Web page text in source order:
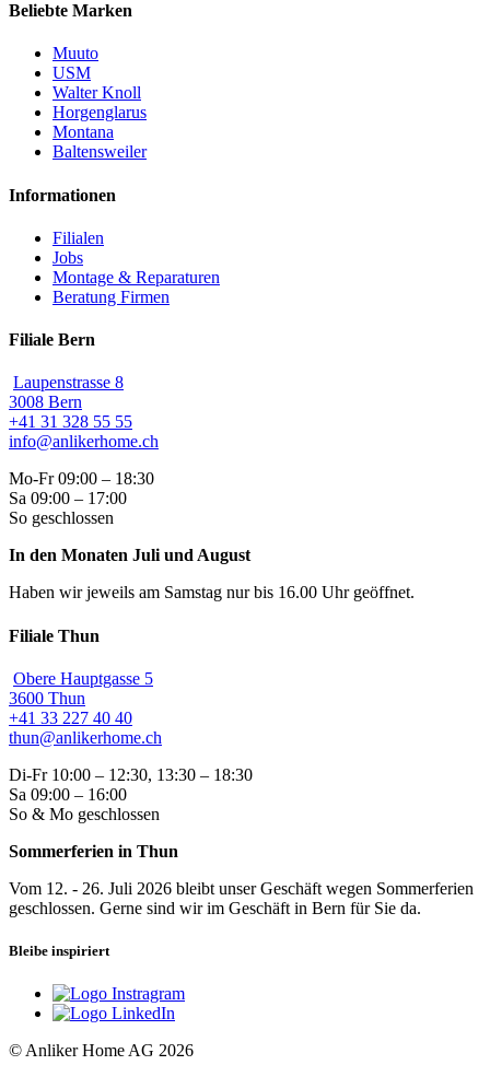
Beliebte Marken
Muuto
USM
Walter Knoll
Horgenglarus
Montana
Baltensweiler
Informationen
Filialen
Jobs
Montage & Reparaturen
Beratung Firmen
Filiale Bern
Laupenstrasse 8
3008 Bern
+41 31 328 55 55
info@anlikerhome.ch
Mo-Fr 09:00 – 18:30
Sa 09:00 – 17:00
So geschlossen
In den Monaten Juli und August
Haben wir jeweils am Samstag nur bis 16.00 Uhr geöffnet.
Filiale Thun
Obere Hauptgasse 5
3600 Thun
+41 33 227 40 40
thun@anlikerhome.ch
Di-Fr 10:00 – 12:30, 13:30 – 18:30
Sa 09:00 – 16:00
So & Mo geschlossen
Sommerferien in Thun
Vom 12. - 26. Juli 2026 bleibt unser Geschäft wegen Sommerferien
geschlossen. Gerne sind wir im Geschäft in Bern für Sie da.
Bleibe inspiriert
© Anliker Home AG 2026